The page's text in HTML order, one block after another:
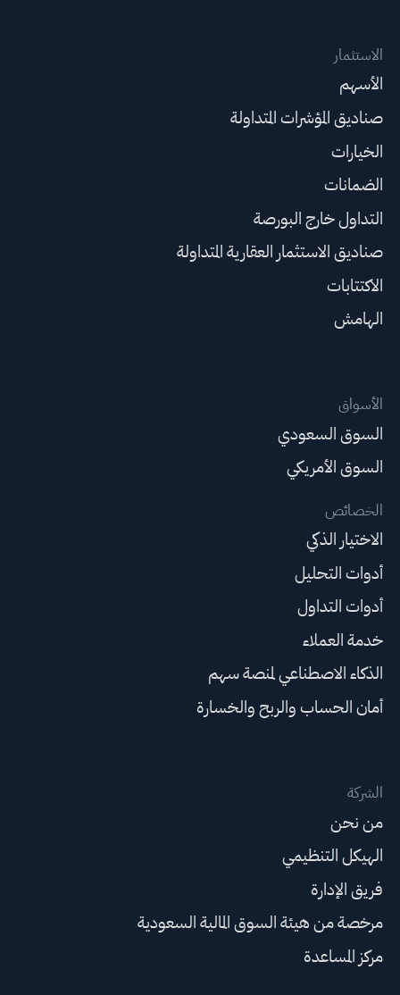
الاستثمار
الأسهم
صناديق المؤشرات المتداولة
الخيارات
الضمانات
التداول خارج البورصة
صناديق الاستثمار العقارية المتداولة
الاكتتابات
الهامش
الأسواق
السوق السعودي
السوق الأمريكي
الخصائص
الاختيار الذكي
أدوات التحليل
أدوات التداول
خدمة العملاء
الذكاء الاصطناعي لمنصة سهم
أمان الحساب والربح والخسارة
الشركة
من نحن
الهيكل التنظيمي
فريق الإدارة
مرخصة من هيئة السوق المالية السعودية
مركز المساعدة